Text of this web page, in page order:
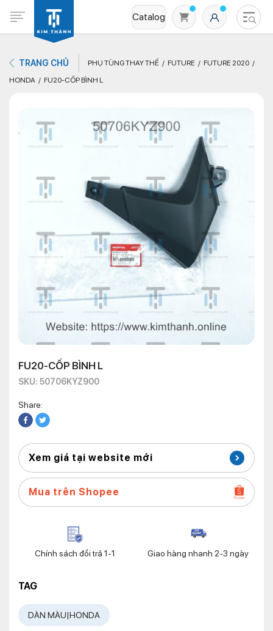
Catalog
Không có sản phẩm nào trong giỏ hàng
TRANG CHỦ PHỤ TÙNG THAY THẾ FUTURE
FUTURE 2020
HONDA
FU20-CỐP BÌNH L
FU20-CỐP BÌNH L
SKU: 50706KYZ900
Share:
Xem giá tại website mới
Mua trên Shopee
Chính sách đổi trả 1-1 Giao hàng nhanh 2-3 ngày
TAG
DÀN MÀU|HONDA